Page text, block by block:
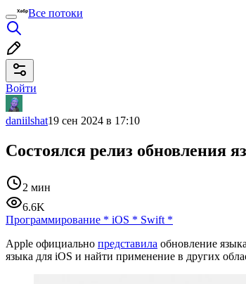
Все потоки
Войти
daniilshat19 сен 2024 в 17:10
Состоялся релиз обновления
2 мин
6.6K
Программирование * iOS * Swift *
Apple официально представила обновление
языка для iOS и найти применение в других